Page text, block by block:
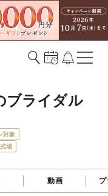
ブライダル
対象
場
動画